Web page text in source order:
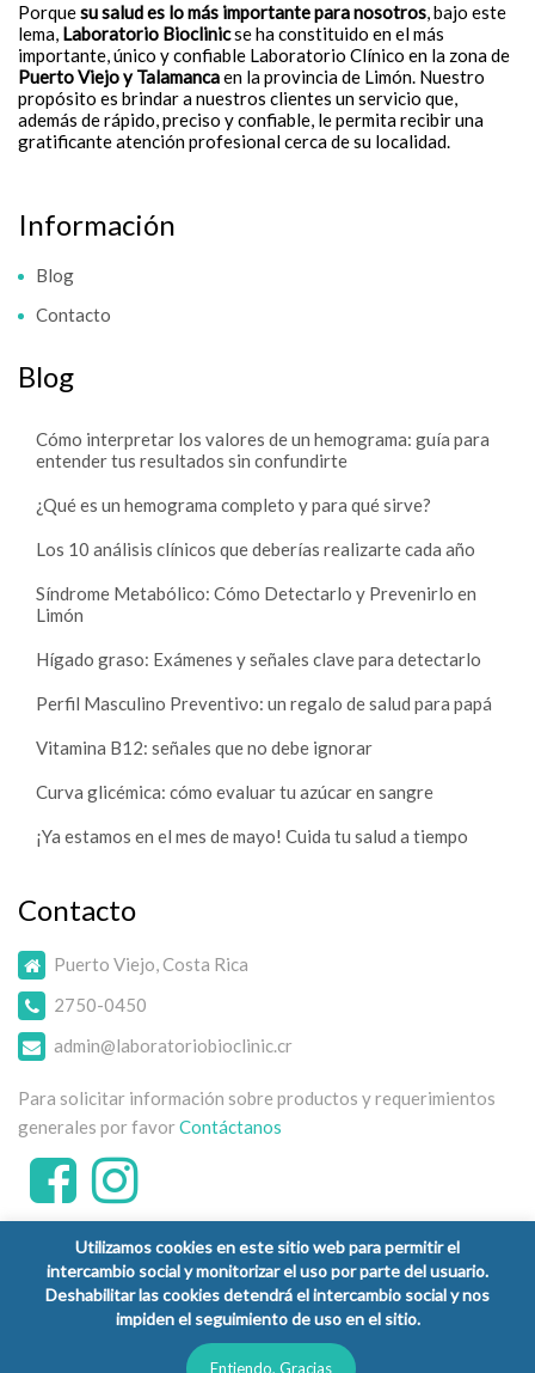
Porquesu salud es lo más importante para nosotros, bajo este
lema, Laboratorio Bioclinicse ha constituido en el más
importante, único y confiable Laboratorio Clínico en la zona de
Puerto Viejo y Talamancaen la provincia de Limón. Nuestro
propósito es brindar a nuestros clientes un servicio que,
además de rápido, preciso y confiable, le permita recibir una
gratificante atención profesional cerca de su localidad.
Información
Blog
Contacto
Blog
Cómo interpretar los valores de un hemograma: guía para
entender tus resultados sin confundirte
¿Qué es un hemograma completo y para qué sirve?
Los 10 análisis clínicos que deberías realizarte cada año
Síndrome Metabólico: Cómo Detectarlo y Prevenirlo en
Limón
Hígado graso: Exámenes y señales clave para detectarlo
Perfil Masculino Preventivo: un regalo de salud para papá
Vitamina B12: señales que no debe ignorar
Curva glicémica: cómo evaluar tu azúcar en sangre
¡Ya estamos en el mes de mayo! Cuida tu salud a tiempo
Contacto
Puerto Viejo, Costa Rica
2750-0450
admin@laboratoriobioclinic.cr
Para solicitar información sobre productos y requerimientos
generales por favorContáctanos
Copyright © 2026 Laboratorio Clínico Bioclinic - Todos los
derechos reservados.
Utilizamos cookies en este sitio web para permitir el
intercambio social y monitorizar el uso por parte del usuario.
Deshabilitar las cookies detendrá el intercambio social y nos
impiden el seguimiento de uso en el sitio.
Entiendo, Gracias